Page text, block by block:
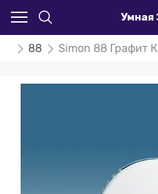
Умная
88 Simon 88 Графит